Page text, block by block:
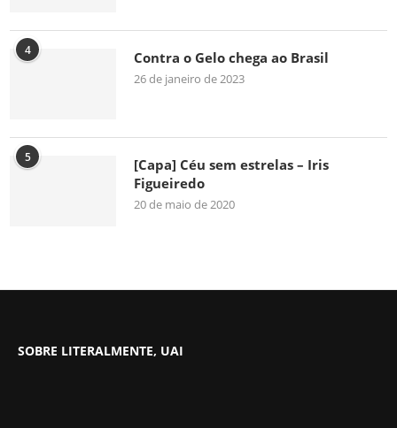
4 Contra o Gelo chega ao Brasil
26 de janeiro de 2023
5
[Capa] Céu sem estrelas – Iris
Figueiredo
20 de maio de 2020
SOBRE LITERALMENTE, UAI